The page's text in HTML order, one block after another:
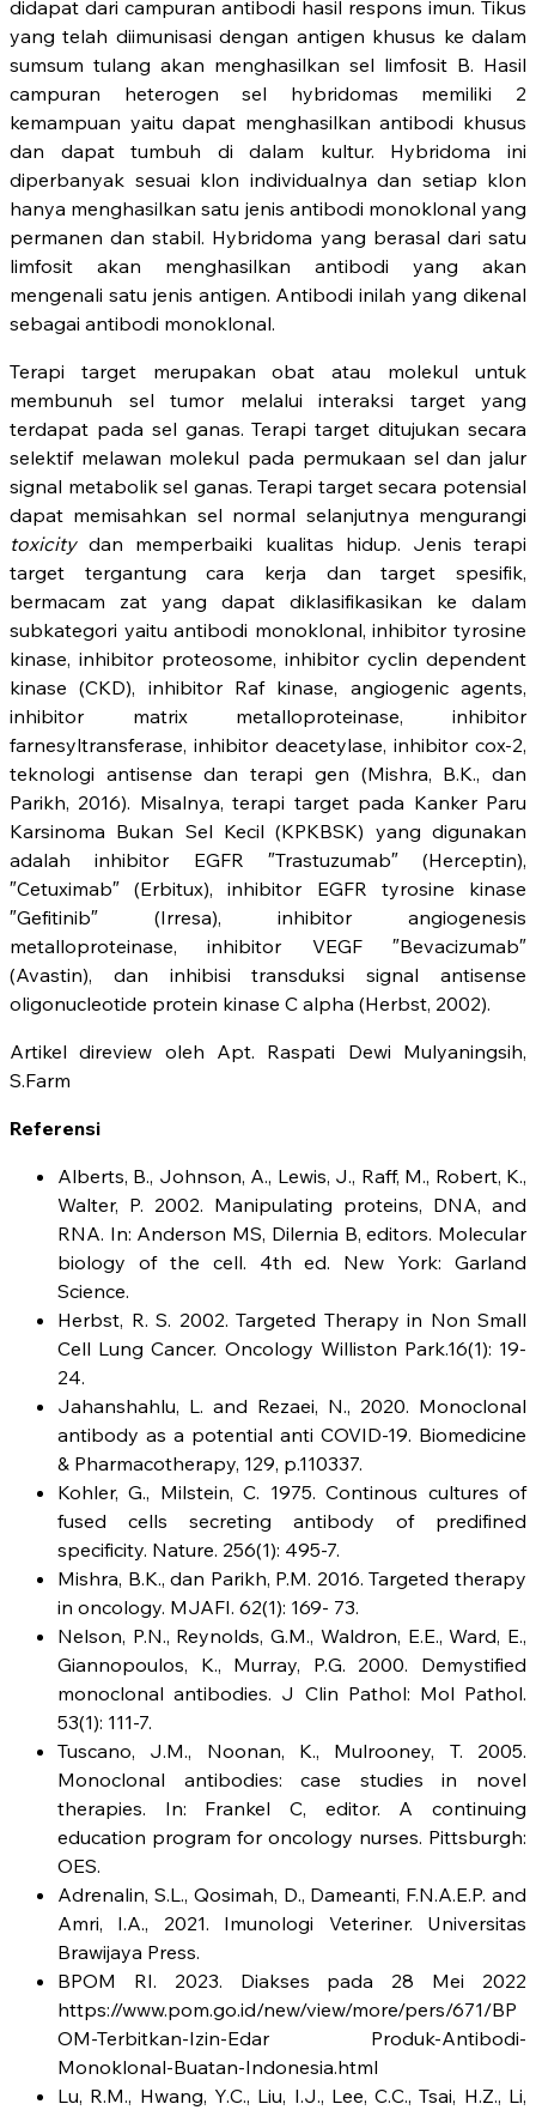
didapat dari campuran antibodi hasil respons imun. Tikus
yang telah diimunisasi dengan antigen khusus ke dalam
sumsum tulang akan menghasilkan sel limfosit B. Hasil
campuran heterogen sel hybridomas memiliki 2
kemampuan yaitu dapat menghasilkan antibodi khusus
dan dapat tumbuh di dalam kultur. Hybridoma ini
diperbanyak sesuai klon individualnya dan setiap klon
hanya menghasilkan satu jenis antibodi monoklonal yang
permanen dan stabil. Hybridoma yang berasal dari satu
limfosit akan menghasilkan antibodi yang akan
mengenali satu jenis antigen. Antibodi inilah yang dikenal
sebagai antibodi monoklonal.
Terapi target merupakan obat atau molekul untuk
membunuh sel tumor melalui interaksi target yang
terdapat pada sel ganas. Terapi target ditujukan secara
selektif melawan molekul pada permukaan sel dan jalur
signal metabolik sel ganas. Terapi target secara potensial
dapat memisahkan sel normal selanjutnya mengurangi
toxicitydan memperbaiki kualitas hidup. Jenis terapi
target tergantung cara kerja dan target spesifik,
bermacam zat yang dapat diklasifikasikan ke dalam
subkategori yaitu antibodi monoklonal, inhibitor tyrosine
kinase, inhibitor proteosome, inhibitor cyclin dependent
kinase (CKD), inhibitor Raf kinase, angiogenic agents,
inhibitor matrix metalloproteinase, inhibitor
farnesyltransferase, inhibitor deacetylase, inhibitor cox-2,
teknologi antisense dan terapi gen (Mishra, B.K., dan
Parikh, 2016). Misalnya, terapi target pada Kanker Paru
Karsinoma Bukan Sel Kecil (KPKBSK) yang digunakan
adalah inhibitor EGFR ″Trastuzumab″ (Herceptin),
″Cetuximab″ (Erbitux), inhibitor EGFR tyrosine kinase
″Gefitinib″ (Irresa), inhibitor angiogenesis
metalloproteinase, inhibitor VEGF ″Bevacizumab″
(Avastin), dan inhibisi transduksi signal antisense
oligonucleotide protein kinase C alpha (Herbst, 2002).
Artikel direview oleh Apt. Raspati Dewi Mulyaningsih,
S.Farm
Referensi
Alberts, B., Johnson, A., Lewis, J., Raff, M., Robert, K.,
Walter, P. 2002. Manipulating proteins, DNA, and
RNA. In: Anderson MS, Dilernia B, editors. Molecular
biology of the cell. 4th ed. New York: Garland
Science.
Herbst, R. S. 2002. Targeted Therapy in Non Small
Cell Lung Cancer. Oncology Williston Park.16(1): 19-
24.
Jahanshahlu, L. and Rezaei, N., 2020. Monoclonal
antibody as a potential anti COVID-19. Biomedicine
& Pharmacotherapy, 129, p.110337.
Kohler, G., Milstein, C. 1975. Continous cultures of
fused cells secreting antibody of predifined
specificity. Nature. 256(1): 495-7.
Mishra, B.K., dan Parikh, P.M. 2016. Targeted therapy
in oncology. MJAFI. 62(1): 169- 73.
Nelson, P.N., Reynolds, G.M., Waldron, E.E., Ward, E.,
Giannopoulos, K., Murray, P.G. 2000. Demystified
monoclonal antibodies. J Clin Pathol: Mol Pathol.
53(1): 111-7.
Tuscano, J.M., Noonan, K., Mulrooney, T. 2005.
Monoclonal antibodies: case studies in novel
therapies. In: Frankel C, editor. A continuing
education program for oncology nurses. Pittsburgh:
OES.
Adrenalin, S.L., Qosimah, D., Dameanti, F.N.A.E.P. and
Amri, I.A., 2021. Imunologi Veteriner. Universitas
Brawijaya Press.
BPOM RI. 2023. Diakses pada 28 Mei 2022
https://www.pom.go.id/new/view/more/pers/671/BP
OM-Terbitkan-Izin-Edar Produk-Antibodi-
Monoklonal-Buatan-Indonesia.html
Lu, R.M., Hwang, Y.C., Liu, I.J., Lee, C.C., Tsai, H.Z., Li,